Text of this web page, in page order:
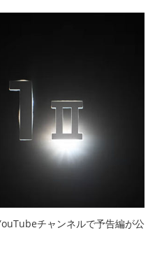
チャンネルで予告編が公